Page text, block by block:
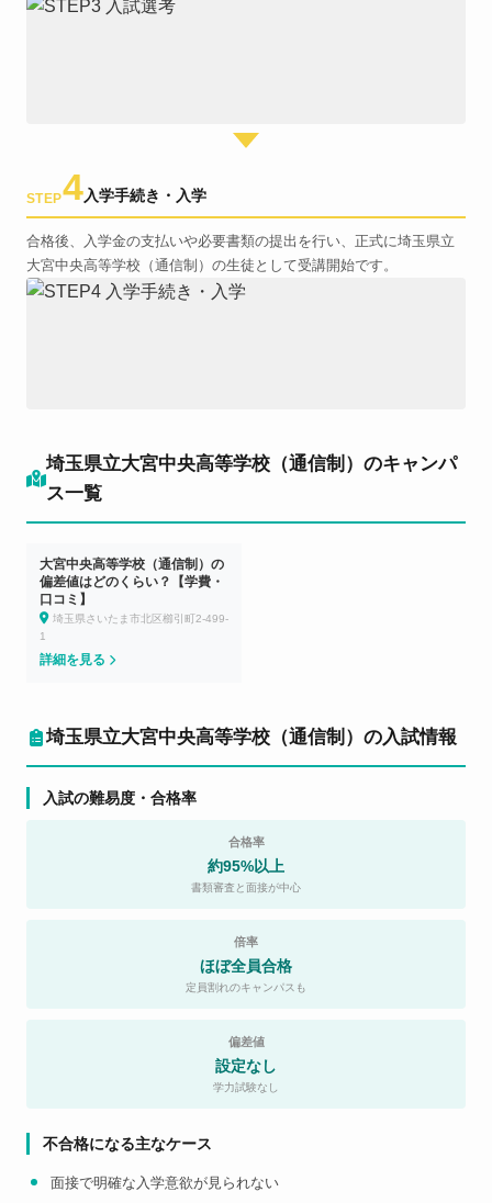
STEP4入学手続き・入学
合格後、入学金の支払いや必要書類の提出を行い、正式に埼玉県立
大宮中央高等学校（通信制）の生徒として受講開始です。
埼玉県立大宮中央高等学校（通信制）のキャンパ
ス一覧
大宮中央高等学校（通信制）の
偏差値はどのくらい？【学費・
口コミ】
埼玉県さいたま市北区櫛引町2-499-
1
詳細を見る
埼玉県立大宮中央高等学校（通信制）の入試情報
入試の難易度・合格率
合格率
約95%以上
書類審査と面接が中心
倍率
ほぼ全員合格
定員割れのキャンパスも
偏差値
設定なし
学力試験なし
不合格になる主なケース
面接で明確な入学意欲が見られない